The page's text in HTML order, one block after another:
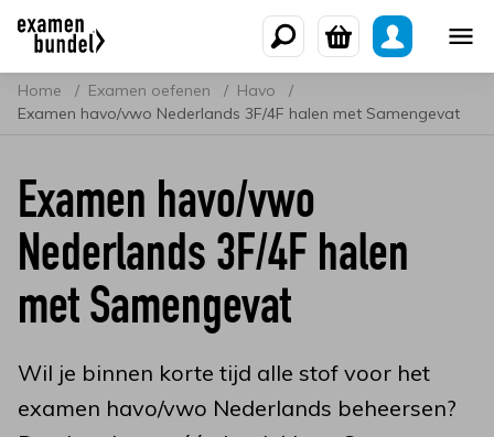
Home Examen oefenen
Havo
Examen havo/vwo Nederlands 3F/4F halen met Samengevat
Examen havo/vwo
Nederlands 3F/4F halen
met Samengevat
Wil je binnen korte tijd alle stof voor het
examen havo/vwo Nederlands beheersen?